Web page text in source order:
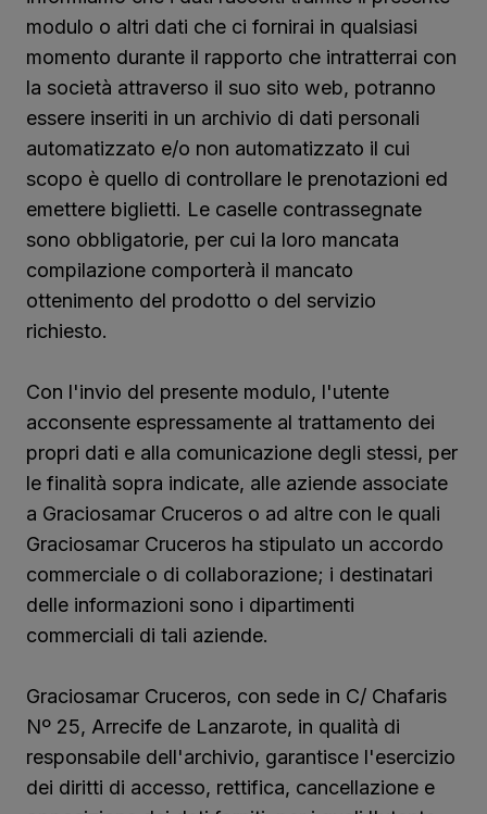
modulo o altri dati che ci fornirai in qualsiasi
momento durante il rapporto che intratterrai con
la società attraverso il suo sito web, potranno
essere inseriti in un archivio di dati personali
automatizzato e/o non automatizzato il cui
scopo è quello di controllare le prenotazioni ed
emettere biglietti. Le caselle contrassegnate
sono obbligatorie, per cui la loro mancata
compilazione comporterà il mancato
ottenimento del prodotto o del servizio
richiesto.
Con l'invio del presente modulo, l'utente
acconsente espressamente al trattamento dei
propri dati e alla comunicazione degli stessi, per
le finalità sopra indicate, alle aziende associate
a Graciosamar Cruceros o ad altre con le quali
Graciosamar Cruceros ha stipulato un accordo
commerciale o di collaborazione; i destinatari
delle informazioni sono i dipartimenti
commerciali di tali aziende.
Graciosamar Cruceros, con sede in C/ Chafaris
Nº 25, Arrecife de Lanzarote, in qualità di
responsabile dell'archivio, garantisce l'esercizio
dei diritti di accesso, rettifica, cancellazione e